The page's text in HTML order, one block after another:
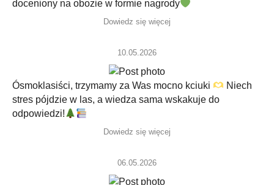
doceniony na obozie w formie nagrody
Dowiedz się więcej
10.05.2026
Ósmoklasiści, trzymamy za Was mocno kciuki
Niech
stres pójdzie w las, a wiedza sama wskakuje do
odpowiedzi!
Dowiedz się więcej
06.05.2026